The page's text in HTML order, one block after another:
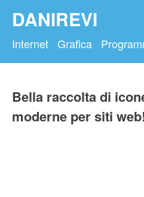
DANIREVI
Internet Grafica
Bella raccolta di
moderne per siti